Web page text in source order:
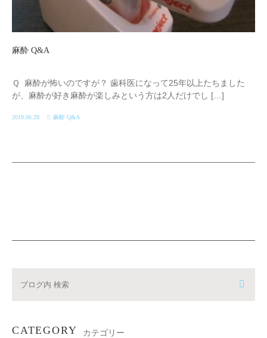
麻酔 Q&A
Ｑ 麻酔が怖いのですが？ 歯科医になって25年以上たちました
が、麻酔が好き麻酔が楽しみという方は2人だけでし […]
2019.06.28 麻酔 Q&A
CATEGORY カテゴリー